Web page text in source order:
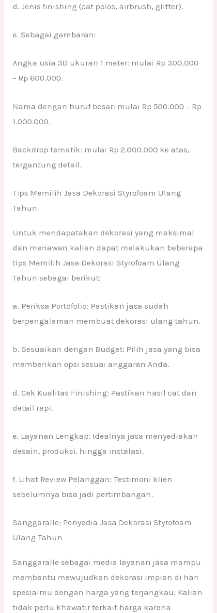
d. Jenis finishing (cat polos, airbrush, glitter).
e. Sebagai gambaran:
Angka usia 3D ukuran 1 meter: mulai Rp 300.000
– Rp 600.000.
Nama dengan huruf besar: mulai Rp 500.000 – Rp
1.000.000.
Backdrop tematik: mulai Rp 2.000.000 ke atas,
tergantung detail.
Tips Memilih Jasa Dekorasi Styrofoam Ulang
Tahun
Untuk mendapatakan dekorasi yang maksimal
dan menawan kalian dapat melakukan beberapa
tips Memilih Jasa Dekorasi Styrofoam Ulang
Tahun sebagai berikut:
a. Periksa Portofolio: Pastikan jasa sudah
berpengalaman membuat dekorasi ulang tahun.
b. Sesuaikan dengan Budget: Pilih jasa yang bisa
memberikan opsi sesuai anggaran Anda.
d. Cek Kualitas Finishing: Pastikan hasil cat dan
detail rapi.
e. Layanan Lengkap: Idealnya jasa menyediakan
desain, produksi, hingga instalasi.
f. Lihat Review Pelanggan: Testimoni klien
sebelumnya bisa jadi pertimbangan.
Sanggaralle: Penyedia Jasa Dekorasi Styrofoam
Ulang Tahun
Sanggaralle sebagai media layanan jasa mampu
membantu mewujudkan dekorasi impian di hari
spesialmu dengan harga yang terjangkau. Kalian
tidak perlu khawatir terkait harga karena